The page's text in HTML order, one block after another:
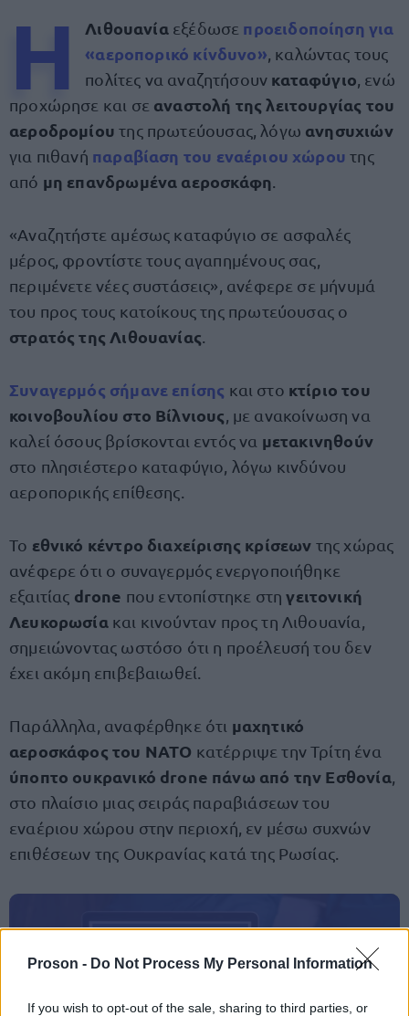
Proson - Do Not Process My Personal Information
If you wish to opt-out of the sale, sharing to third parties, or
Η Λιθουανία εξέδωσε προειδοποίηση για
«αεροπορικό κίνδυνο» , καλώντας τους
πολίτες να αναζητήσουν καταφύγιο , ενώ
προχώρησε και σε αναστολή της λειτουργίας του
αεροδρομίου της πρωτεύουσας, λόγω ανησυχιών
για πιθανή παραβίαση του εναέριου χώρου της
από μη επανδρωμένα αεροσκάφη
«Αναζητήστε αμέσως καταφύγιο σε ασφαλές
μέρος, φροντίστε τους αγαπημένους σας,
περιμένετε νέες συστάσεις», ανέφερε σε μήνυμά
του προς τους κατοίκους της πρωτεύουσας ο
στρατός της Λιθουανίας
Συναγερμός σήμανε επίσης και στο κτίριο του
κοινοβουλίου στο Βίλνιους , με ανακοίνωση να
καλεί όσους βρίσκονται εντός να μετακινηθούν
στο πλησιέστερο καταφύγιο, λόγω κινδύνου
αεροπορικής επίθεσης.
Το εθνικό κέντρο διαχείρισης κρίσεων της χώρας
ανέφερε ότι ο συναγερμός ενεργοποιήθηκε
εξαιτίας drone που εντοπίστηκε στηγειτονική
Λευκορωσία και κινούνταν προς τη Λιθουανία,
σημειώνοντας ωστόσο ότι η προέλευσή του δεν
έχει ακόμη επιβεβαιωθεί.
Παράλληλα, αναφέρθηκε ότι μαχητικό
αεροσκάφος του ΝΑΤΟ κατέρριψε την Τρίτη ένα
ύποπτο ουκρανικό drone πάνω από την Εσθονία
στο πλαίσιο μιας σειράς παραβιάσεων του
εναέριου χώρου στην περιοχή, εν μέσω συχνών
επιθέσεων της Ουκρανίας κατά της Ρωσίας.
μόνο 2 ημέρες στα χέρια σας